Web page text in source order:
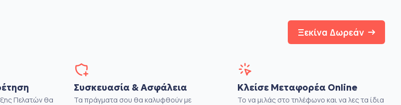
Ξεκίνα Δωρεάν
Πελατών θα
Συσκευασία & Ασφάλεια
Τα πράγματα σου θα καλυφθούν με
Κλείσε Μεταφορέα Online
Το να μιλάς στο τηλέφωνο και να λες τα ίδια